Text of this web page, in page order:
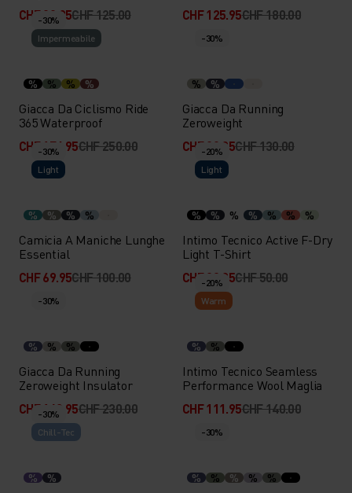
CHF 99.95CHF 125.00
CHF 125.95CHF 180.00
-30%
Impermeabile
% % % %
Giacca Da Ciclismo Ride
365 Waterproof
CHF 174.95CHF 250.00
-30%
% %
Giacca Da Running
Zeroweight
CHF 90.95CHF 130.00
-30%
Light
% % % %
Camicia A Maniche Lunghe
Essential
CHF 69.95CHF 100.00
-20%
Light
% % % % % % %
Intimo Tecnico Active F-Dry
Light T-Shirt
CHF 39.95CHF 50.00
-30%
% % %
Giacca Da Running
Zeroweight Insulator
CHF 160.95CHF 230.00
-20%
Warm
% %
Intimo Tecnico Seamless
Performance Wool Maglia
CHF 111.95CHF 140.00
-30%
Chill-Tec
% %
-30%
% % % % %